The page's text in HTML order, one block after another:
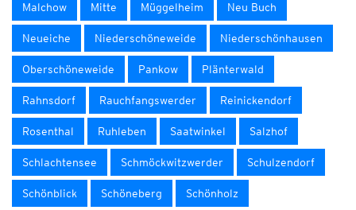
Malchow Mitte Müggelheim Neu Buch
Neueiche Niederschöneweide Niederschönhausen
Oberschöneweide Pankow Plänterwald
Rahnsdorf Rauchfangswerder Reinickendorf
Rosenthal Ruhleben Saatwinkel Salzhof
Schlachtensee Schmöckwitzwerder Schulzendorf
Schönblick Schöneberg Schönholz